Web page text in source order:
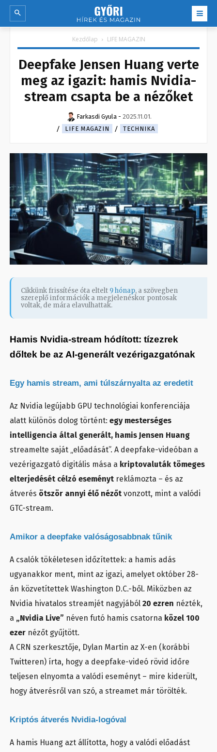
Kezdőlap LIFE MAGAZIN
Deepfake Jensen Huang verte
meg az igazit: hamis Nvidia-
stream csapta be a nézőket
Farkasdi Gyula - 2025.11.01.
LIFE MAGAZIN
TECHNIKA
Cikkünk frissítése óta eltelt 9 hónap, a szövegben
szereplő információk a megjelenéskor pontosak
voltak, de mára elavulhattak.
Hamis Nvidia-stream hódított: tízezrek
dőltek be az AI-generált vezérigazgatónak
Egy hamis stream, ami túlszárnyalta az eredetit
Az Nvidia legújabb GPU technológiai konferenciája
alatt különös dolog történt: egy mesterséges
intelligencia által generált, hamis Jensen Huang
streamelte saját „előadását”. A deepfake-videóban a
vezérigazgató digitális mása a kriptovaluták tömeges
elterjedését célzó eseményt reklámozta – és az
átverés ötször annyi élő nézőt vonzott, mint a valódi
GTC-stream.
Amikor a deepfake valóságosabbnak tűnik
A csalók tökéletesen időzítettek: a hamis adás
ugyanakkor ment, mint az igazi, amelyet október 28-
án közvetítettek Washington D.C.-ből. Miközben az
Nvidia hivatalos streamjét nagyjából 20 ezren nézték,
a „Nvidia Live” néven futó hamis csatorna közel 100
ezer nézőt gyűjtött.
A CRN szerkesztője, Dylan Martin az X-en (korábbi
Twitteren) írta, hogy a deepfake-videó rövid időre
teljesen elnyomta a valódi eseményt – mire kiderült,
hogy átverésről van szó, a streamet már törölték.
Kriptós átverés Nvidia-logóval
A hamis Huang azt állította, hogy a valódi előadást